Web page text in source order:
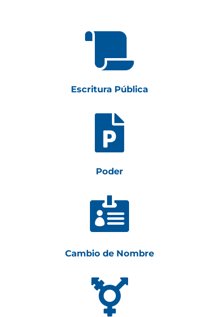

Escritura Pública

Poder

Cambio de Nombre
